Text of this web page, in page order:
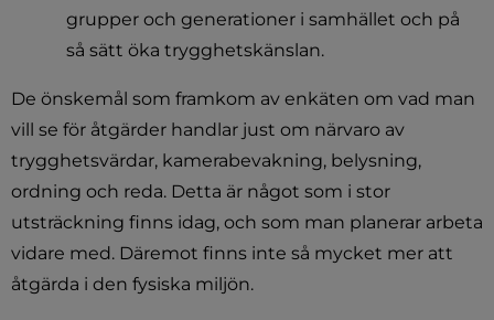
grupper och generationer i samhället och på
så sätt öka trygghetskänslan.
De önskemål som framkom av enkäten om vad man
vill se för åtgärder handlar just om närvaro av
trygghetsvärdar, kamerabevakning, belysning,
ordning och reda. Detta är något som i stor
utsträckning finns idag, och som man planerar arbeta
vidare med. Däremot finns inte så mycket mer att
åtgärda i den fysiska miljön.